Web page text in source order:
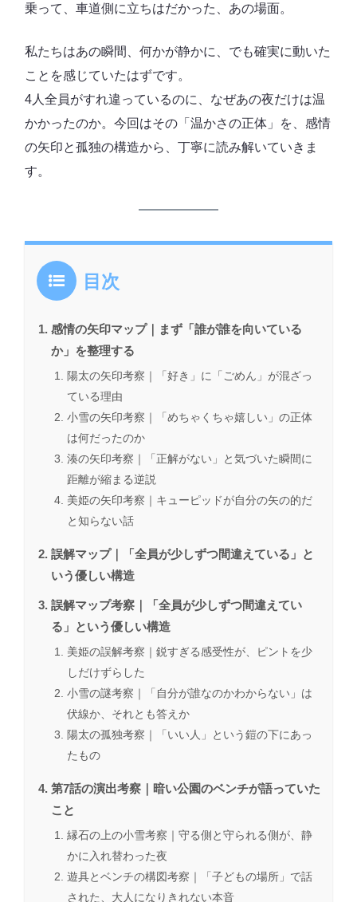
乗って、車道側に立ちはだかった、あの場面。
私たちはあの瞬間、何かが静かに、でも確実に動いた
ことを感じていたはずです。
4人全員がすれ違っているのに、なぜあの夜だけは温
かかったのか。今回はその「温かさの正体」を、感情
の矢印と孤独の構造から、丁寧に読み解いていきま
す。
目次
感情の矢印マップ｜まず「誰が誰を向いている
か」を整理する
陽太の矢印考察｜「好き」に「ごめん」が混ざっ
ている理由
小雪の矢印考察｜「めちゃくちゃ嬉しい」の正体
は何だったのか
湊の矢印考察｜「正解がない」と気づいた瞬間に
距離が縮まる逆説
美姫の矢印考察｜キューピッドが自分の矢の的だ
と知らない話
誤解マップ｜「全員が少しずつ間違えている」と
いう優しい構造
誤解マップ考察｜「全員が少しずつ間違えてい
る」という優しい構造
美姫の誤解考察｜鋭すぎる感受性が、ピントを少
しだけずらした
小雪の謎考察｜「自分が誰なのかわからない」は
伏線か、それとも答えか
陽太の孤独考察｜「いい人」という鎧の下にあっ
たもの
第7話の演出考察｜暗い公園のベンチが語っていた
こと
縁石の上の小雪考察｜守る側と守られる側が、静
かに入れ替わった夜
遊具とベンチの構図考察｜「子どもの場所」で話
された、大人になりきれない本音